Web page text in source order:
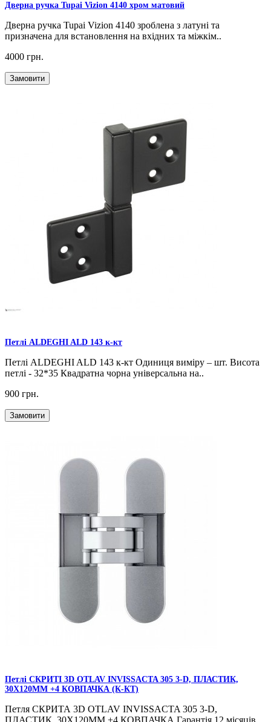
Дверна ручка Tupai Vizion 4140 хром матовий
Дверна ручка Tupai Vizion 4140 зроблена з латуні та
призначена для встановлення на вхідних та міжкім..
4000 грн.
Замовити
Петлі ALDEGHI ALD 143 к-кт
Петлі ALDEGHI ALD 143 к-кт Одиниця виміру – шт. Висота
петлі - 32*35 Квадратна чорна універсальна на..
900 грн.
Замовити
Петлі CКРИТІ 3D OTLAV INVISSACTA 305 3-D, ПЛАСТИК,
30Х120ММ +4 КОВПАЧКА (К-КТ)
Петля CКРИТА 3D OTLAV INVISSACTA 305 3-D,